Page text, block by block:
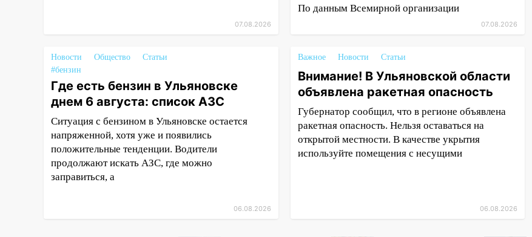
20:04
Ульяновцев приглашают
на забег, посвящённый Дню
воздушного флота России
19:12 В Ульяновской области
руководителя частной
компании наказали за сокрытие
прошлого своего сотрудник
18:02 В Ульяновск едут звезды
баскетбола!
07.08.2026
По данным Всемирной организации
07.08.2026
Новости Общество
Статьи
#бензин
Где есть бензин в Ульяновске
днем 6 августа: список АЗС
Ситуация с бензином в Ульяновске остается
напряженной, хотя уже и появились
положительные тенденции. Водители
продолжают искать АЗС, где можно
заправиться, а
06.08.2026
Важное Новости Статьи
Внимание! В Ульяновской области
объявлена ракетная опасность
Губернатор сообщил, что в регионе объявлена
ракетная опасность. Нельзя оставаться на
открытой местности. В качестве укрытия
используйте помещения с несущими
06.08.2026